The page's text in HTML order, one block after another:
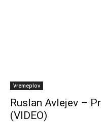
Vremeplov
Ruslan Avlejev –
(VIDEO)